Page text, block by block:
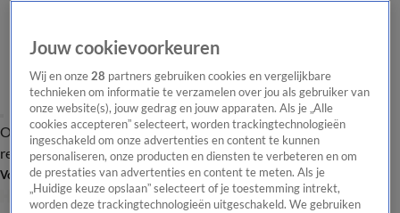
Overzicht Laatste nieuws Regionieuws Het beste van Hart
Tip de
redactie
Volg Hart van Nederland
Jouw cookievoorkeuren
Wij en onze28 partners gebruiken cookies en vergelijkbare
technieken om informatie te verzamelen over jou als gebruiker van
onze website(s), jouw gedrag en jouw apparaten. Als je „Alle
cookies accepteren” selecteert, worden trackingtechnologieën
ingeschakeld om onze advertenties en content te kunnen
personaliseren, onze producten en diensten te verbeteren en om
de prestaties van advertenties en content te meten. Als je
„Huidige keuze opslaan” selecteert of je toestemming intrekt,
worden deze trackingtechnologieën uitgeschakeld. We gebruiken